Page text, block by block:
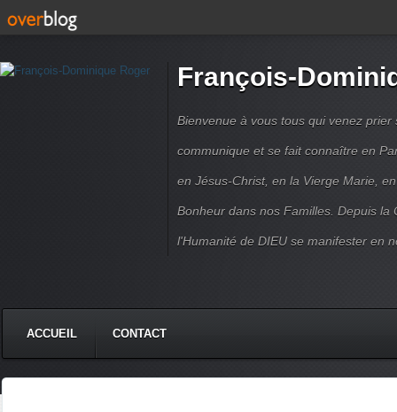
François-
Bienvenue à vous tous qui venez prier
communique et se fait connaître en
en Jésus-Christ, en la Vierge Marie,
Bonheur dans nos Familles. Depuis la
l'Humanité de DIEU se manifester en
ACCUEIL CONTACT